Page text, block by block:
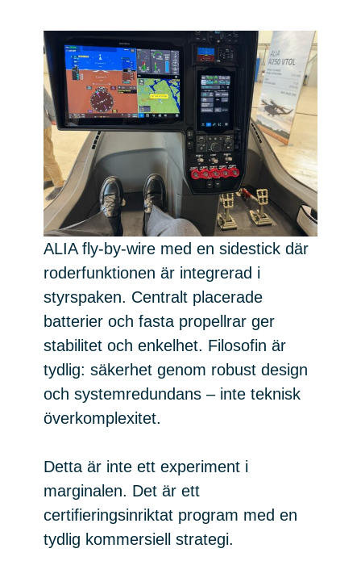
ALIA fly-by-wire med en sidestick där
roderfunktionen är integrerad i
styrspaken. Centralt placerade
batterier och fasta propellrar ger
stabilitet och enkelhet. Filosofin är
tydlig: säkerhet genom robust design
och systemredundans – inte teknisk
överkomplexitet.
Detta är inte ett experiment i
marginalen. Det är ett
certifieringsinriktat program med en
tydlig kommersiell strategi.